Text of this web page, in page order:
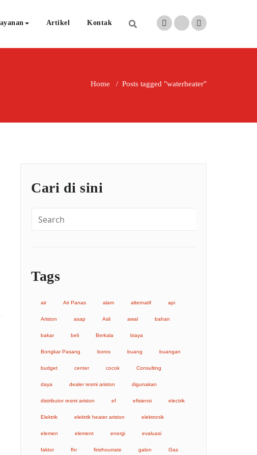
Artikel Kontak
Home / Posts tagged "waterheater"
Cari di sini
Tags
air Air Panas alam alternatif api
Ariston asap Asli awal bahan
bakar beli Berkala biaya
Bongkar Pasang boros buang buangan
budget center cocok Consulting
daya dealer resmi ariston digunakan
distributor resmi ariston ef efisiensi electrik
Elektrik elektrik heater ariston elektronik
elemen element energi evaluasi
faktor fhr firsthourrate galon Gas